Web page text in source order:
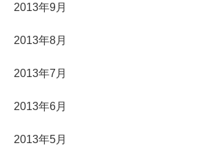
2013年9月
2013年8月
2013年7月
2013年6月
2013年5月